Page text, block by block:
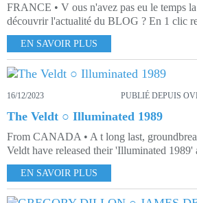
FRANCE • V ous n'avez pas eu le temps
découvrir l'actualité du BLOG ? En 1 clic
EN SAVOIR PLUS
16/12/2023 PUBLIÉ DEPUIS
The Veldt ○ Illuminated 1989
From CANADA • A t long last,
Veldt have released their 'Illuminated 1989'
EN SAVOIR PLUS